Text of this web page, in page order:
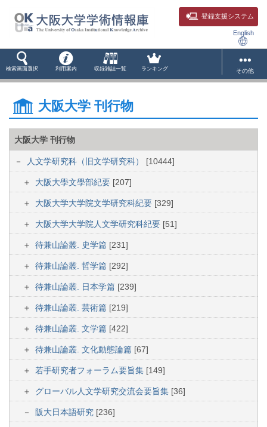
登録支援システム
English
検索画面選択 利用案内 収録雑誌一覧 ランキング その他
大阪大学 刊行物
大阪大学 刊行物
人文学研究科（旧文学研究科） [10444]
大阪大學文學部紀要 [207]
大阪大学大学院文学研究科紀要 [329]
大阪大学大学院人文学研究科紀要 [51]
待兼山論叢. 史学篇 [231]
待兼山論叢. 哲学篇 [292]
待兼山論叢. 日本学篇 [239]
待兼山論叢. 芸術篇 [219]
待兼山論叢. 文学篇 [422]
待兼山論叢. 文化動態論篇 [67]
若手研究者フォーラム要旨集 [149]
グローバル人文学研究交流会要旨集 [36]
阪大日本語研究 [236]